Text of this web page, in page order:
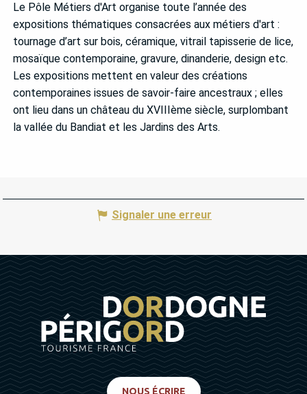
Le Pôle Métiers d'Art organise toute l’année des
expositions thématiques consacrées aux métiers d'art :
tournage d’art sur bois, céramique, vitrail tapisserie de lice,
mosaïque contemporaine, gravure, dinanderie, design etc.
Les expositions mettent en valeur des créations
contemporaines issues de savoir-faire ancestraux ; elles
ont lieu dans un château du XVIIIème siècle, surplombant
la vallée du Bandiat et les Jardins des Arts.
Signaler une erreur
NOUS ÉCRIRE